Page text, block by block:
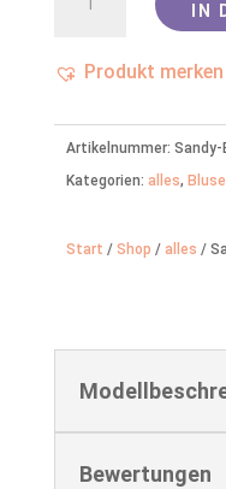
IN
Produkt merken
Artikelnummer: Sandy-
Kategorien: alles,
Start / Shop / alles /
Bewertungen